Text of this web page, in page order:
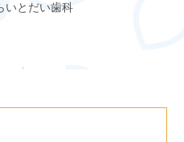
いとだい歯科